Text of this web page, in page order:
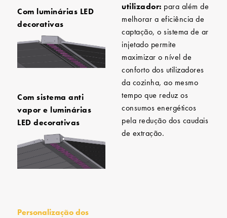
Com luminárias LED
decorativas
Com sistema anti
vapor e luminárias
LED decorativas
utilizador: para além de
melhorar a eficiência de
captação, o sistema de ar
injetado permite
maximizar o nível de
conforto dos utilizadores
da cozinha, ao mesmo
tempo que reduz os
consumos energéticos
pela redução dos caudais
de extração.
Personalização dos